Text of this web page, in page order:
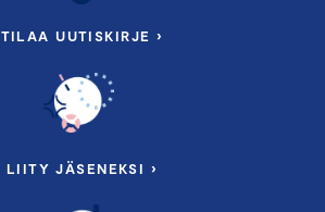
TILAA UUTISKIRJE ›
LIITY JÄSENEKSI ›